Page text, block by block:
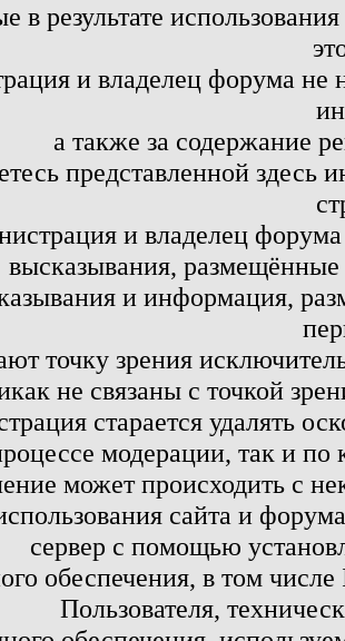
в результате
и владелец форума не
а также за содержание
представленной здесь
и владелец
высказывания,
и информация,
точку зрения
не связаны с точкой
старается удалять
модерации, так и по
может происходить с
сайта и
сервер с помощью
обеспечения, в том
Пользователя,